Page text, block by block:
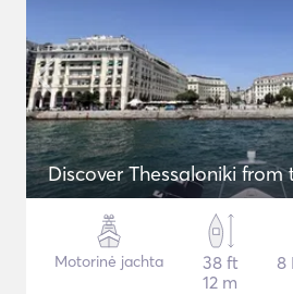
Discover Thessaloniki from
Motorinė jachta
38 ft
12 m
8